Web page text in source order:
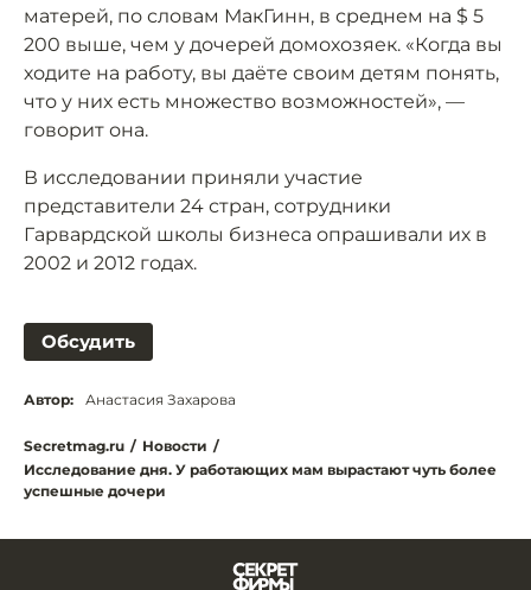
матерей, по словам МакГинн, в среднем на $ 5
200 выше, чем у дочерей домохозяек. «Когда вы
ходите на работу, вы даёте своим детям понять,
что у них есть множество возможностей», —
говорит она.
В исследовании приняли участие
представители 24 стран, сотрудники
Гарвардской школы бизнеса опрашивали их в
2002 и 2012 годах.
Обсудить
Автор: Анастасия Захарова
Secretmag.ru / Новости /
Исследование дня. У работающих мам вырастают чуть более
успешные дочери